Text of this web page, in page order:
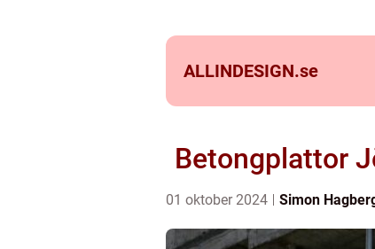
ALLINDESIGN.se
Betongplattor
01 oktober 2024 Simon